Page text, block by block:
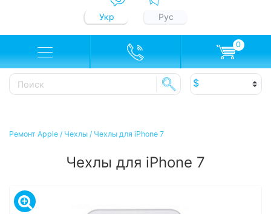
Укр Рус
0
Ремонт Apple / Чехлы / Чехлы для iPhone 7
Чехлы для iPhone 7